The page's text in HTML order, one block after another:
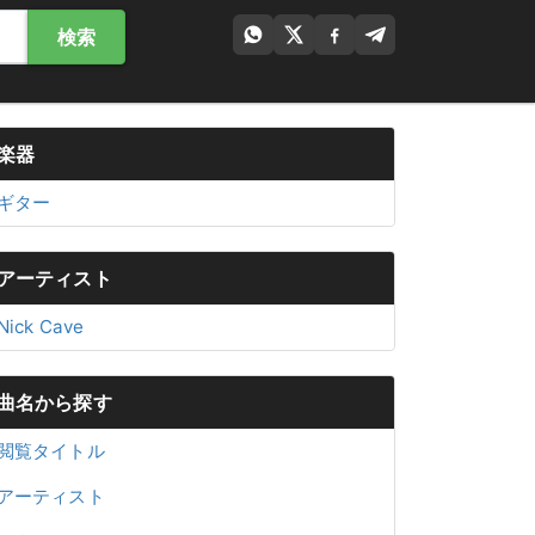
検索
器
ター
ーティスト
Cave
名から探す
覧タイトル
ーティスト